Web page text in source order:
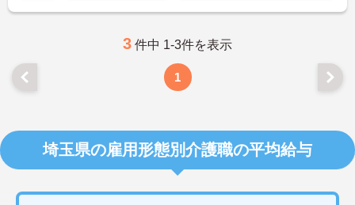
3 件中 1-3件を表示
1
埼玉県の雇用形態別介護職の平均給与